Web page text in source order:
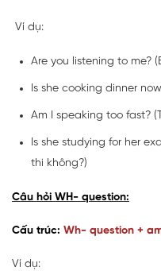
Ví dụ:
Are you listening to me?
Is she cooking dinner
Am I speaking too fast?
Is she studying for her
thi không?)
Câu hỏi WH- question:
Cấu trúc: Wh- question +
Ví dụ: